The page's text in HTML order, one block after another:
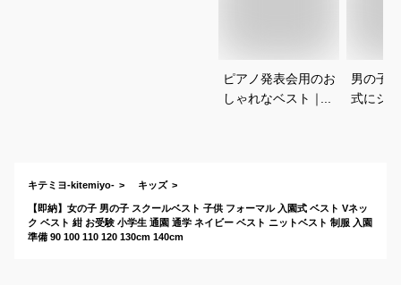
ピアノ発表会用のお
しゃれなベスト｜キ
男の子
式にシ
キテミヨ-kitemiyo- キッズ
【即納】女の子 男の子 スクールベスト 子供 フォーマル 入園式 ベスト Vネッ
ク ベスト 紺 お受験 小学生 通園 通学 ネイビー ベスト ニットベスト 制服 入園
準備 90 100 110 120 130cm 140cm